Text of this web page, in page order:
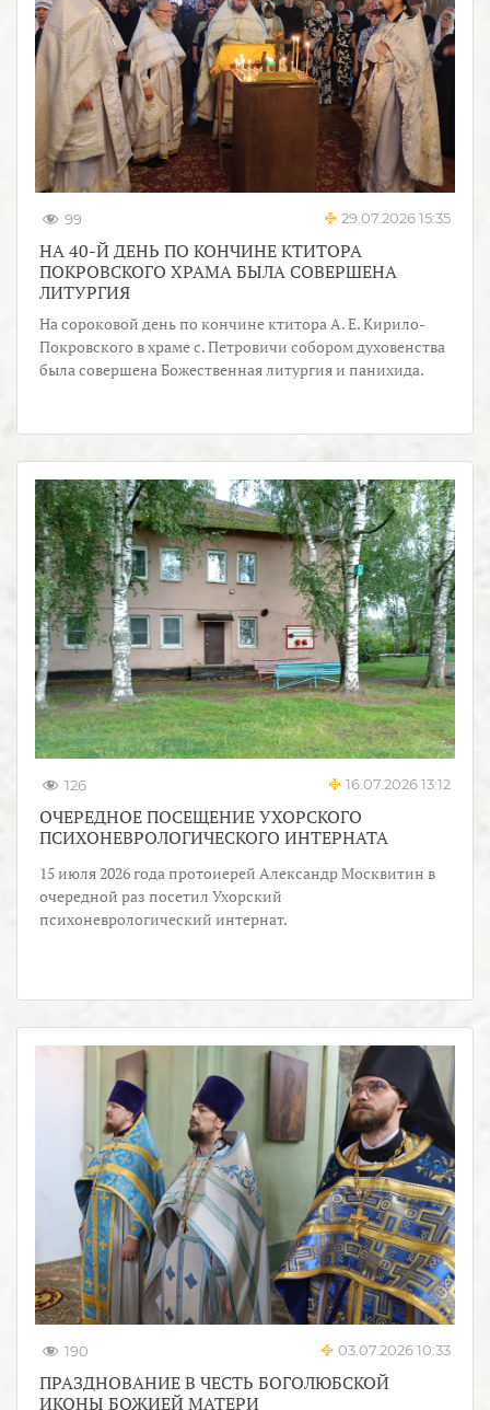
99 29.07.2026 15:35
НА 40-Й ДЕНЬ ПО КОНЧИНЕ КТИТОРА
ПОКРОВСКОГО ХРАМА БЫЛА СОВЕРШЕНА
ЛИТУРГИЯ
На сороковой день по кончине ктитора А. Е. Кирило-
Покровского в храме с. Петровичи собором духовенства
была совершена Божественная литургия и панихида.
126 16.07.2026 13:12
ОЧЕРЕДНОЕ ПОСЕЩЕНИЕ УХОРСКОГО
ПСИХОНЕВРОЛОГИЧЕСКОГО ИНТЕРНАТА
15 июля 2026 года протоиерей Александр Москвитин в
очередной раз посетил Ухорский
психоневрологический интернат.
190 03.07.2026 10:33
ПРАЗДНОВАНИЕ В ЧЕСТЬ БОГОЛЮБСКОЙ
ИКОНЫ БОЖИЕЙ МАТЕРИ